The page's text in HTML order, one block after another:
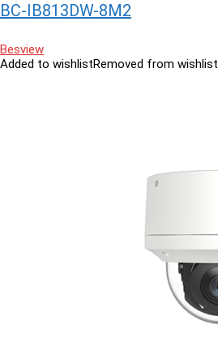
BC-IB813DW-8M2
Besview
Added to wishlistRemoved from wishlist